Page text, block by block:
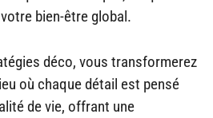
bien-être global.
déco, vous transformerez
où chaque détail est pensé
de vie, offrant une